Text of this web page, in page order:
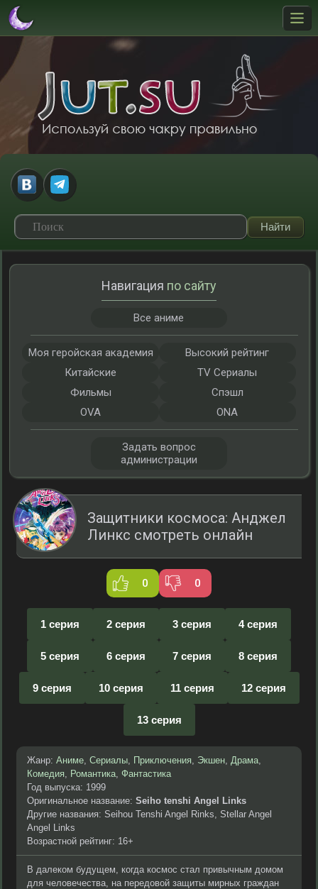
Защитники космоса: Анджел
Линкс смотреть онлайн
0 0
1 серия 2 серия 3 серия 4 серия
5 серия 6 серия 7 серия 8 серия
9 серия 10 серия 11 серия 12 серия
13 серия
Жанр: Аниме, Сериалы, Приключения, Экшен, Драма,
Комедия, Романтика, Фантастика
Год выпуска: 1999
Оригинальное название: Seiho tenshi Angel Links
Другие названия: Seihou Tenshi Angel Rinks, Stellar Angel
Angel Links
Возрастной рейтинг: 16+
В далеком будущем, когда космос стал привычным домом
для человечества, на передовой защиты мирных граждан
Навигация по сайту
Все аниме
Моя геройская академия
Высокий рейтинг
Китайские
TV Сериалы
Фильмы
Спэшл
OVA
ONA
Задать вопрос
администрации